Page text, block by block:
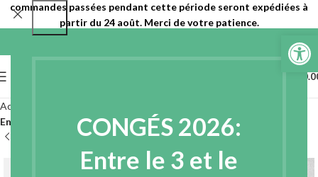
CONGÉS 2026:
Entre le 3 et le
Ouvrir
Accueil
Entoilages non tissés thermocollant 1 face ou double face
commandes passées pendant cette période seront expédiées à
partir du 24 août. Merci de votre patience.